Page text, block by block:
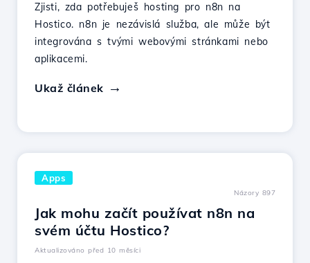
Zjisti, zda potřebuješ hosting pro n8n na
Hostico. n8n je nezávislá služba, ale může být
integrována s tvými webovými stránkami nebo
aplikacemi.
Ukaž článek
Apps
Názory 897
Jak mohu začít používat n8n na
svém účtu Hostico?
Aktualizováno před 10 měsíci